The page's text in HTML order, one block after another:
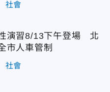
社會
演習8/13下午登場 北
市人車管制
社會